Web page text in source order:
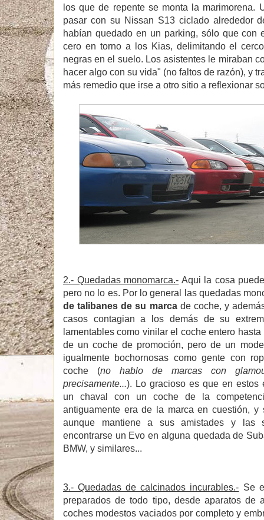
los que de repente se monta la marimorena.
pasar con su Nissan S13 ciclado alrededor
habían quedado en un parking, sólo que con
cero en torno a los Kias, delimitando el
negras en el suelo. Los asistentes le miraban
hacer algo con su vida" (no faltos de razón), y
más remedio que irse a otro sitio a reflexionar
2.- Quedadas monomarca.- Aqui la cosa
pero no lo es. Por lo general las quedadas
de talibanes de su marcade coche, y
casos contagian a los demás de su
lamentables como vinilar el coche entero
de un coche de promoción, pero de un
igualmente bochornosas como gente con
coche (no hablo de marcas con
precisamente...). Lo gracioso es que en estos
un chaval con un coche de la
antiguamente era de la marca en cuestión,
aunque mantiene a sus amistades y las
encontrarse un Evo en alguna quedada de
BMW, y similares...
3.- Quedadas de calcinados incurables.- Se
preparados de todo tipo, desde aparatos de
coches modestos vaciados por completo y